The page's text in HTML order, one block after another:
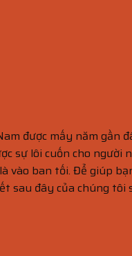
được mấy năm gần
sự lôi cuốn cho
ban tối. Để giúp
sau đây của chúng